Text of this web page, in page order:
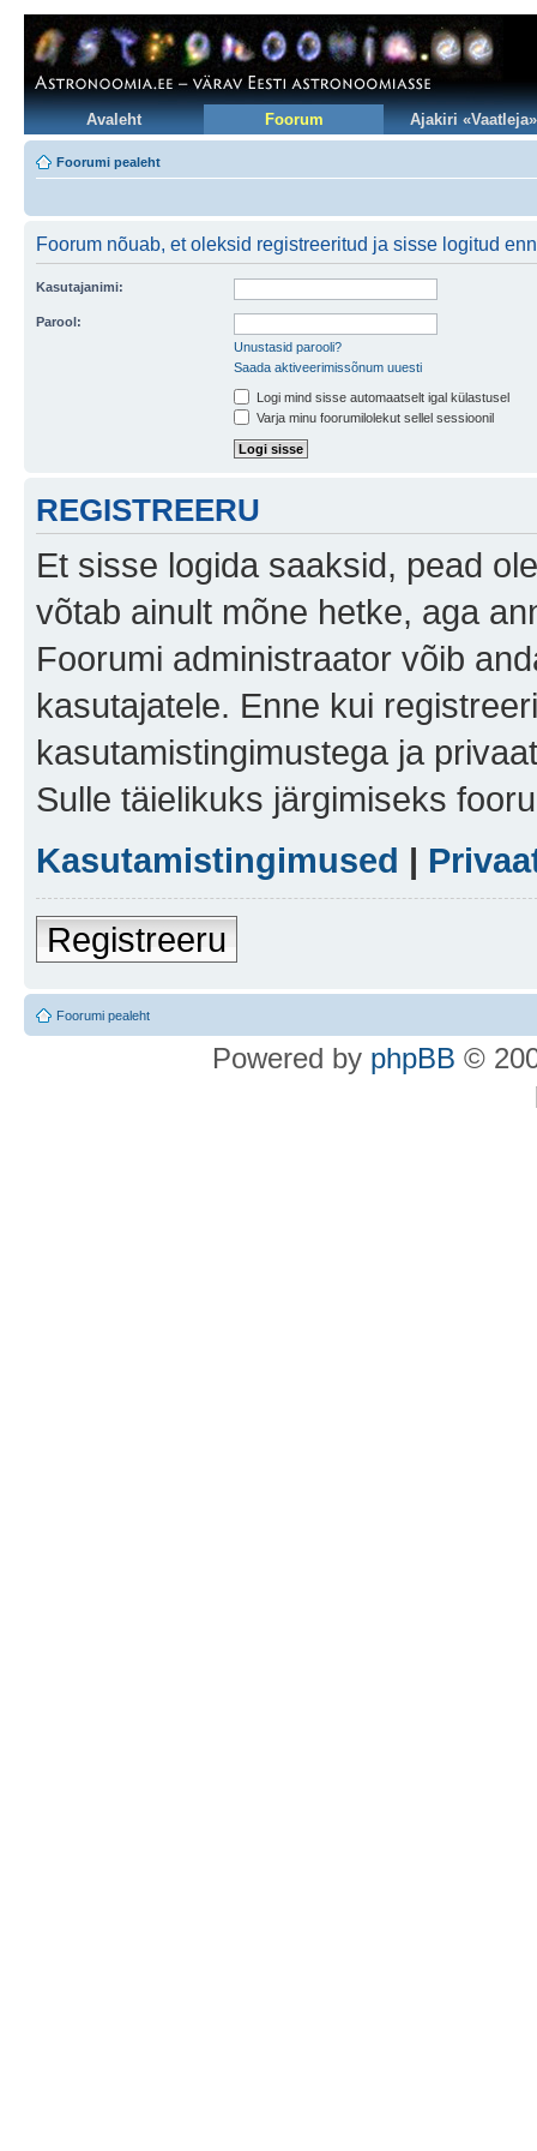
Avaleht Foorum Ajakiri «Vaatleja»
Foorumi pealeht
Foorum nõuab, et oleksid registreeritud ja sisse logitud
Kasutajanimi:
Parool:
Unustasid parooli?
Saada aktiveerimissõnum uuesti
Logi mind sisse automaatselt igal külastusel
Varja minu foorumilolekut sellel sessioonil
REGISTREERU
Et sisse logida saaksid, pead
võtab ainult mõne hetke, aga
Foorumi administraator võib
kasutajatele. Enne kui
kasutamistingimustega ja
Sulle täielikuks järgimiseks
Kasutamistingimused |
Registreeru
Foorumi pealeht
Powered by phpBB ©